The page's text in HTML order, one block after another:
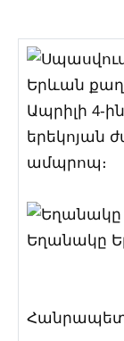
Երևան
Ապրիլի 4-
երեկոյան
ամպրոպ։
Եղանակը